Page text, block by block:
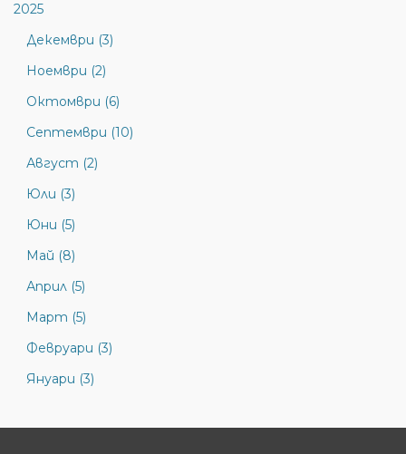
2025
Декември (3)
Ноември (2)
Октомври (6)
Септември (10)
Август (2)
Юли (3)
Юни (5)
Май (8)
Април (5)
Март (5)
Февруари (3)
Януари (3)